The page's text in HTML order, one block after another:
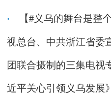
【#义乌的舞台是整
视总台、中共浙江省委
团联合摄制的三集电
近平关心引领义乌发展